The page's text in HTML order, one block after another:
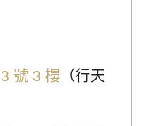
號 3 樓 （行天